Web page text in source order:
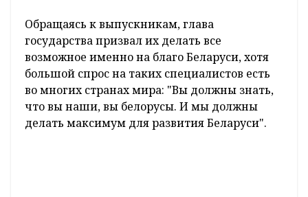
Обращаясь к выпускникам, глава
государства призвал их делать все
возможное именно на благо Беларуси, хотя
большой спрос на таких специалистов есть
во многих странах мира: "Вы должны знать,
что вы наши, вы белорусы. И мы должны
делать максимум для развития Беларуси".